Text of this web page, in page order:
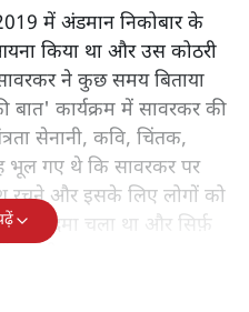
में अंडमान निकोबार के
किया था और उस कोठरी
ने कुछ समय बिताया
बात' कार्यक्रम में सावरकर की
सेनानी, कवि, चिंतक,
भूल गए थे कि सावरकर पर
रचने और इसके लिए लोगों को
मुक़दमा चला था और सिर्फ़
थी।